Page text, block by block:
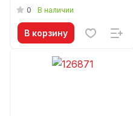
0 В наличии
В корзину